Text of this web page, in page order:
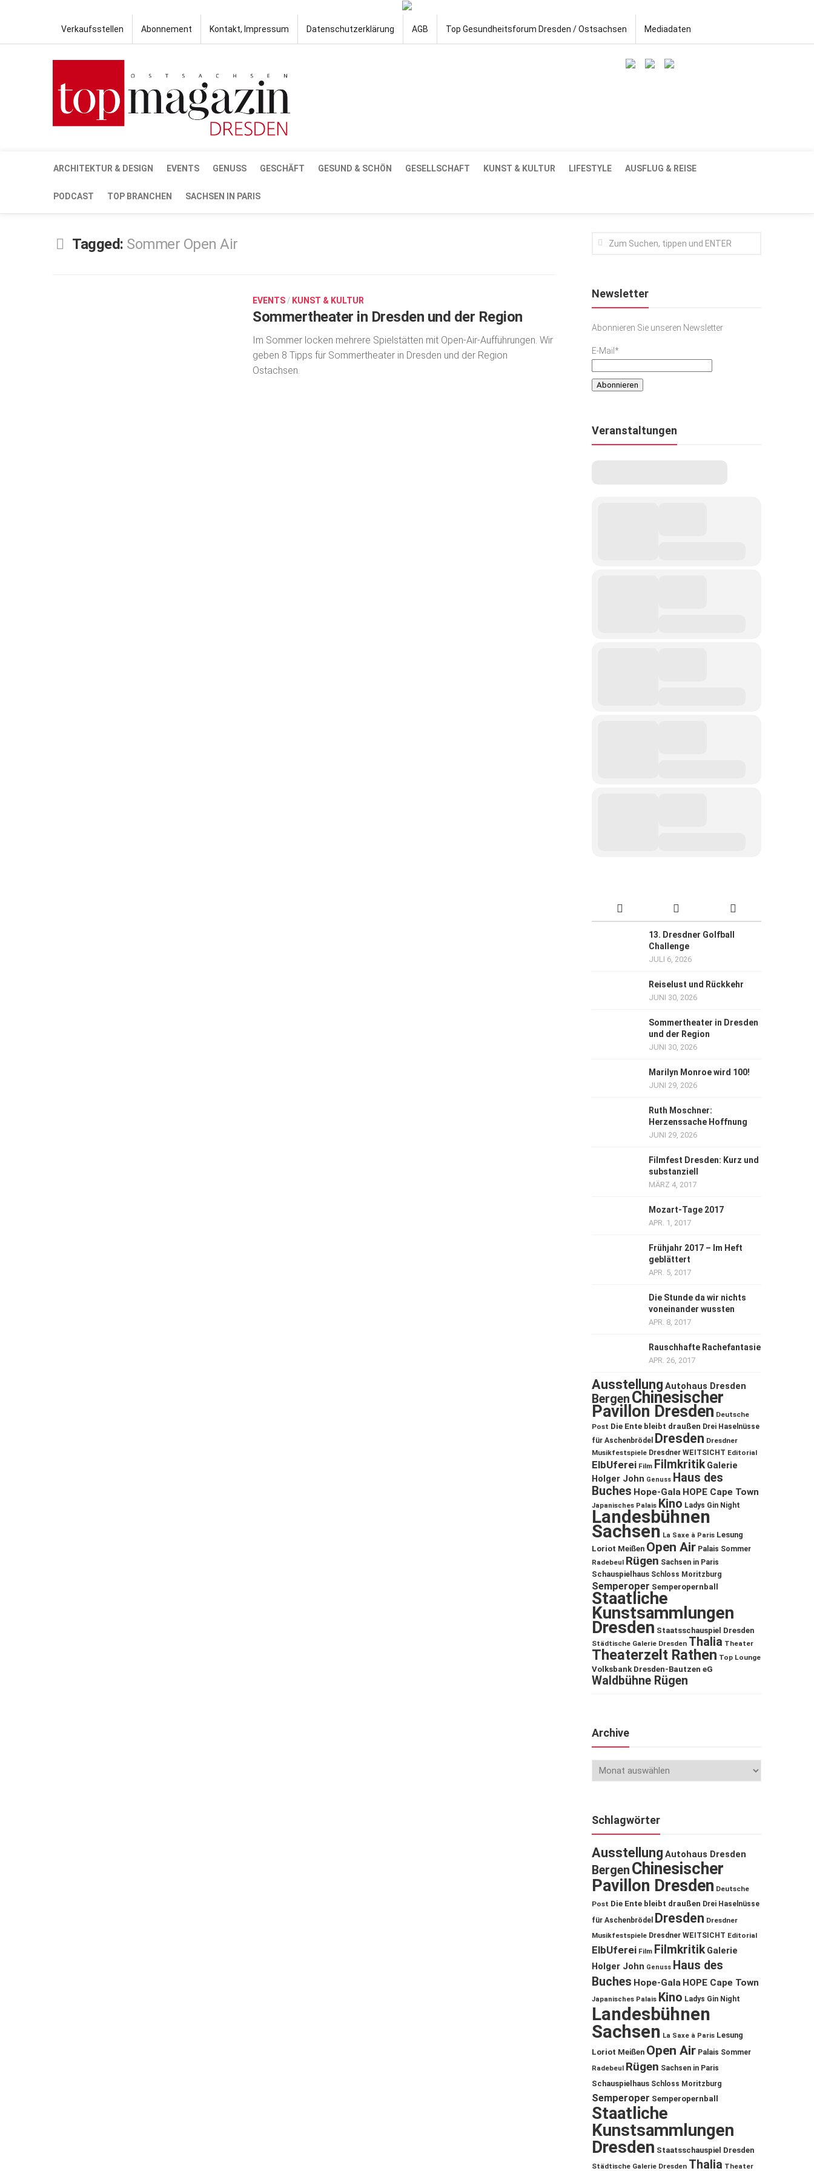
Verkaufsstellen Abonnement Kontakt, Impressum Datenschutzerklärung AGB Top Gesundheitsforum Dresden / Ostsachsen Mediadaten
ARCHITEKTUR & DESIGN EVENTS GENUSS GESCHÄFT GESUND & SCHÖN GESELLSCHAFT KUNST & KULTUR LIFESTYLE AUSFLUG & REISE
PODCAST TOP BRANCHEN SACHSEN IN PARIS
Tagged: Sommer Open Air
EVENTS / KUNST & KULTUR
Sommertheater in Dresden und der Region
Im Sommer locken mehrere Spielstätten mit Open-Air-Aufführungen. Wir
geben 8 Tipps für Sommertheater in Dresden und der Region
Ostachsen.
Newsletter
Abonnieren Sie unseren Newsletter
E-Mail*
Veranstaltungen
13. Dresdner Golfball
Challenge
JULI 6, 2026
Reiselust und Rückkehr
JUNI 30, 2026
Sommertheater in Dresden
und der Region
JUNI 30, 2026
Marilyn Monroe wird 100!
JUNI 29, 2026
Ruth Moschner:
Herzenssache Hoffnung
JUNI 29, 2026
Filmfest Dresden: Kurz und
substanziell
MÄRZ 4, 2017
Mozart-Tage 2017
APR. 1, 2017
Frühjahr 2017 – Im Heft
geblättert
APR. 5, 2017
Die Stunde da wir nichts
voneinander wussten
APR. 8, 2017
Rauschhafte Rachefantasie
APR. 26, 2017
Ausstellung Autohaus Dresden
Bergen Chinesischer
Pavillon Dresden Deutsche
Post Die Ente bleibt draußen Drei Haselnüsse
für Aschenbrödel
Dresden Dresdner
Musikfestspiele Dresdner WEITSICHT Editorial
ElbUferei Film Filmkritik Galerie
Holger John Genuss Haus des
Buches Hope-Gala HOPE Cape Town
Japanisches Palais Kino Ladys Gin Night
Landesbühnen
Sachsen La Saxe à Paris Lesung
Loriot Meißen Open Air Palais Sommer
Radebeul Rügen Sachsen in Paris
Schauspielhaus Schloss Moritzburg
Semperoper Semperopernball
Staatliche
Kunstsammlungen
Dresden Staatsschauspiel Dresden
Städtische Galerie Dresden Thalia Theater
Theaterzelt Rathen Top Lounge
Volksbank Dresden-Bautzen eG
Waldbühne Rügen
Archive
Schlagwörter
Ausstellung Autohaus Dresden
Bergen Chinesischer
Pavillon Dresden Deutsche
Post Die Ente bleibt draußen Drei Haselnüsse
für Aschenbrödel
Dresden Dresdner
Musikfestspiele Dresdner WEITSICHT Editorial
ElbUferei Film Filmkritik Galerie
Holger John Genuss Haus des
Buches Hope-Gala HOPE Cape Town
Japanisches Palais Kino Ladys Gin Night
Landesbühnen
Sachsen La Saxe à Paris Lesung
Loriot Meißen Open Air Palais Sommer
Radebeul Rügen Sachsen in Paris
Schauspielhaus Schloss Moritzburg
Semperoper Semperopernball
Staatliche
Kunstsammlungen
Dresden Staatsschauspiel Dresden
Städtische Galerie Dresden Thalia Theater